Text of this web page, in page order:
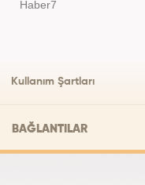
Haber7
Kullanım Şartları
BAĞLANTILAR